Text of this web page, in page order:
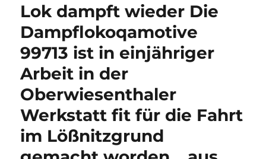
und
alten
Zeiten
Stefan
Mück
war
der
Bröltaler
Eisenbahn
–
Quelle:
Lok dampft wieder Die
Dampflokoqamotive
99713 ist in einjähriger
Arbeit in der
Oberwiesenthaler
Werkstatt fit für die Fahrt
im Lößnitzgrund